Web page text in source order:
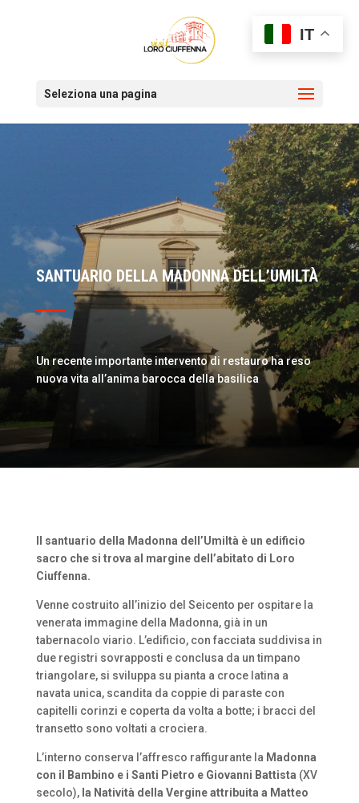
Seleziona una pagina
SANTUARIO DELLA MADONNA DELL’UMILTÀ
Un recente importante intervento di restauro ha reso
nuova vita all’anima barocca della basilica
Il santuario della Madonna dell’Umiltà è un edificio
sacro che si trova al margine dell’abitato di Loro
Ciuffenna.
Venne costruito all’inizio del Seicento per ospitare la
venerata immagine della Madonna, già in un
tabernacolo viario. L’edificio, con facciata suddivisa in
due registri sovrapposti e conclusa da un timpano
triangolare, si sviluppa su pianta a croce latina a
navata unica, scandita da coppie di paraste con
capitelli corinzi e coperta da volta a botte; i bracci del
transetto sono voltati a crociera.
L’interno conserva l’affresco raffigurante la Madonna
con il Bambino e i Santi Pietro e Giovanni Battista (XV
secolo), la Natività della Vergine attribuita a Matteo
IT